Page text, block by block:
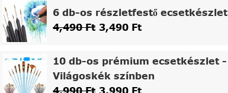
6 db-os részletfestő ecsetkészlet
4,490Ft 3,490 Ft
10 db-os prémium ecsetkészlet -
Világoskék színben